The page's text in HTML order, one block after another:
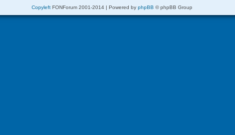
CopyleftFONForum 2001-2014 | Powered by phpBB © phpBB Group